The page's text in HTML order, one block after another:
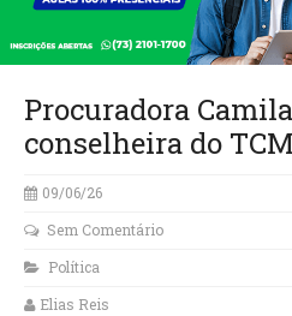
Procuradora
conselheira do
09/06/26
Sem Comentário
Política
Elias Reis